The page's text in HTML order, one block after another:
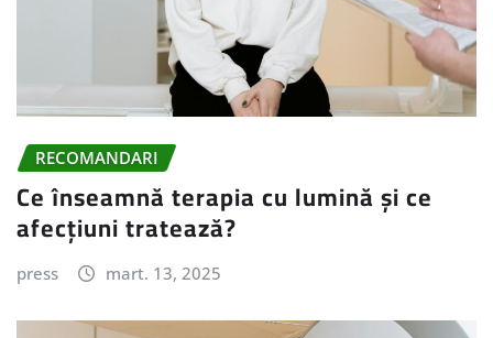
RECOMANDARI
Ce înseamnă terapia cu lumină și ce
afecțiuni tratează?
press mart. 13, 2025